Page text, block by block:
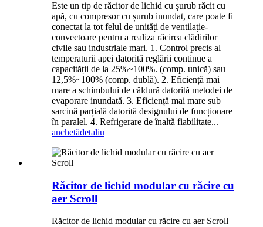
Este un tip de răcitor de lichid cu șurub răcit cu
apă, cu compresor cu șurub inundat, care poate fi
conectat la tot felul de unități de ventilație-
convectoare pentru a realiza răcirea clădirilor
civile sau industriale mari. 1. Control precis al
temperaturii apei datorită reglării continue a
capacității de la 25%~100%. (comp. unică) sau
12,5%~100% (comp. dublă). 2. Eficiență mai
mare a schimbului de căldură datorită metodei de
evaporare inundată. 3. Eficiență mai mare sub
sarcină parțială datorită designului de funcționare
în paralel. 4. Refrigerare de înaltă fiabilitate...
anchetădetaliu
Răcitor de lichid modular cu răcire cu
aer Scroll
Răcitor de lichid modular cu răcire cu aer Scroll